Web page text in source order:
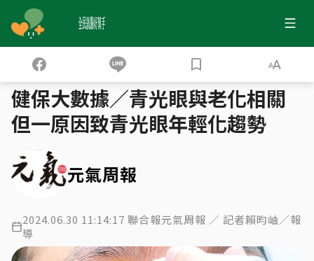
全民就醫好幫手 健保大數據
健保大數據／青光眼與老化相關
但一原因致青光眼年輕化趨勢
元氣周報
2024.06.30 11:14:17 聯合報元氣周報 ／ 記者賴昀岫／報
導